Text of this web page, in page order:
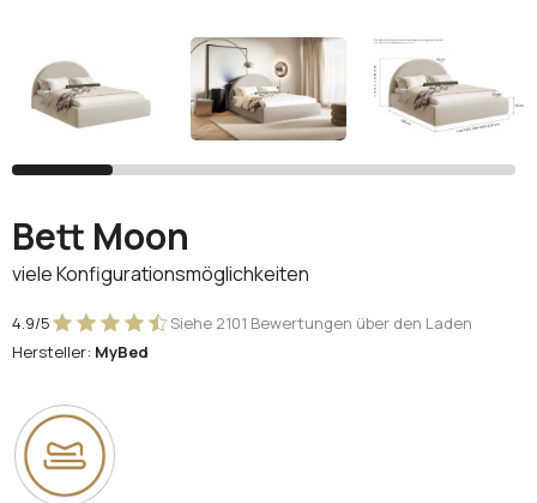
Google
Sie haben noch kein Konto?
Bett Moon
viele Konfigurationsmöglichkeiten
4.9/5
Siehe 2101 Bewertungen über den Laden
Hersteller: MyBed